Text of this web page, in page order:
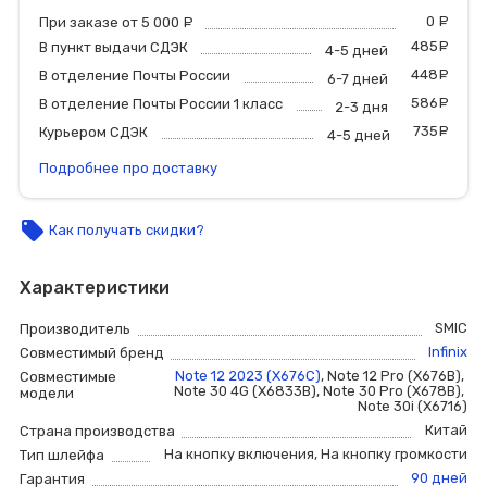
При заказе от 5 000 0
В пункт выдачи СДЭК
4-5 дней 485
В отделение Почты России
6-7 дней 448
В отделение Почты России 1 класс
2-3 дня 586
Курьером СДЭК
4-5 дней 735
Подробнее про доставку
local_offer Как получать скидки?
Характеристики
Производитель
SMIC
Совместимый бренд
Infinix
Совместимые
модели
Note 12 2023 (X676C), Note 12 Pro (X676B),
Note 30 4G (X6833B), Note 30 Pro (X678B),
Note 30i (X6716)
Страна производства
Китай
Тип шлейфа
На кнопку включения, На кнопку громкости
Гарантия
90 дней